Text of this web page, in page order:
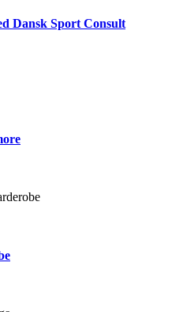
Dansk Sport Consult